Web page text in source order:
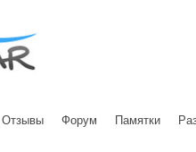
Отзывы Форум Памятки